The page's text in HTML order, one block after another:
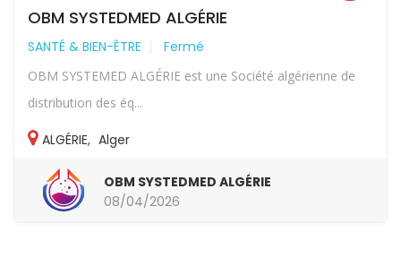
OBM SYSTEDMED ALGÉRIE
SANTÉ & BIEN-ÊTRE Fermé
OBM SYSTEMED ALGÉRIE est une Société algérienne de
distribution des éq...
ALGÉRIE, Alger
OBM SYSTEDMED ALGÉRIE
08/04/2026